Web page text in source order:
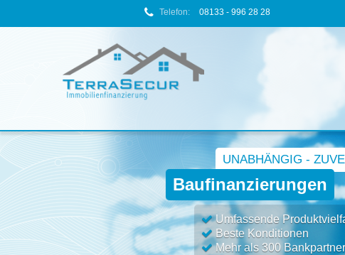
Telefon: 08133 - 996 28 28
UNABHÄNGIG -
Baufinanzierungen
Umfassende
Beste Konditionen
Mehr als 300 Bankpartner